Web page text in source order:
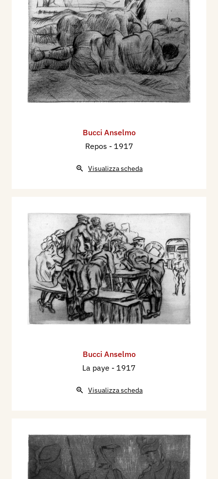
Bucci Anselmo
Repos - 1917
Visualizza scheda
Bucci Anselmo
La paye - 1917
Visualizza scheda